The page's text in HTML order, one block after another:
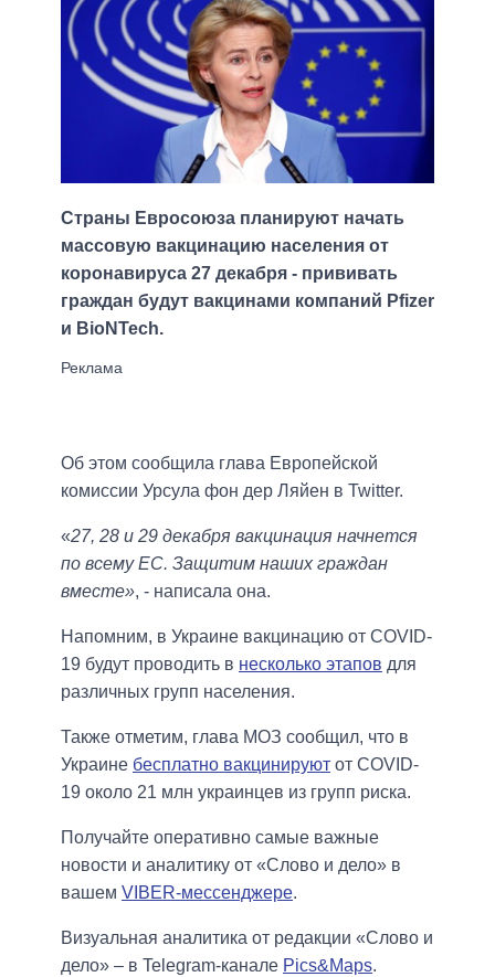
Страны Евросоюза планируют начать
массовую вакцинацию населения от
коронавируса 27 декабря - прививать
граждан будут вакцинами компаний Pfizer
и BioNTech.
Об этом сообщила глава Европейской
комиссии Урсула фон дер Ляйен в Twitter.
«27, 28 и 29 декабря вакцинация начнется
по всему ЕС. Защитим наших граждан
вместе», - написала она.
Напомним, в Украине вакцинацию от COVID-
19 будут проводить в несколько этапов для
различных групп населения.
Также отметим, глава МОЗ сообщил, что в
Украине бесплатно вакцинируют от COVID-
19 около 21 млн украинцев из групп риска.
Получайте оперативно самые важные
новости и аналитику от «Слово и дело» в
вашем VIBER-мессенджере.
Визуальная аналитика от редакции «Слово и
дело» – в Telegram-канале Pics&Maps.